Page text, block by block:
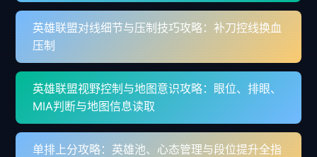
英雄联盟对线细节与压制技巧攻略：补刀控线换血
压制
英雄联盟视野控制与地图意识攻略：眼位、排眼、
MIA判断与地图信息读取
单排上分攻略：英雄池、心态管理与段位提升全指